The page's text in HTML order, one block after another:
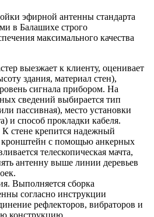
эфирной антенны стандарта
в Балашихе строго
максимального качества
выезжает к клиенту, оценивает
здания, материал стен),
сигнала прибором. На
сведений выбирается тип
пассивная), место установки
и способ прокладки кабеля.
стене крепится надежный
кронштейн с помощью анкерных
телескопическая мачта,
антенну выше линии деревьев
Выполняется сборка
согласно инструкции
рефлекторов, вибраторов и
конструкцию.